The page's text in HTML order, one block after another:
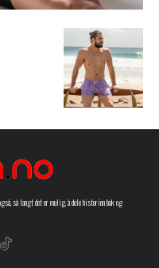
så langt det er mulig, å dele historien bak og